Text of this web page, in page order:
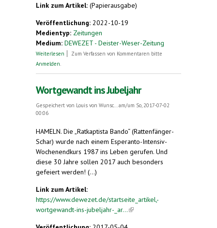
Link zum Artikel: (Papierausgabe)
Veröffentlichung: 2022-10-19
Medientyp: Zeitungen
Medium: DEWEZET - Deister-Weser-Zeitung
Weiterlesen über 35 Jahre "Esperanto" in Hameln
Zum Verfassen von Kommentaren bitte
Anmelden
Wortgewandt ins Jubeljahr
Gespeichert von Louis von Wunsc...
am/um So, 2017-07-02
00:06
HAMELN. Die „Ratkaptista Bando“ (Rattenfänger-
Schar) wurde nach einem Esperanto-Intensiv-
Wochenendkurs 1987 ins Leben gerufen. Und
diese 30 Jahre sollen 2017 auch besonders
gefeiert werden! (...)
Link zum Artikel:
https://www.dewezet.de/startseite_artikel,-
wortgewandt-ins-jubeljahr-_ar...(link is external)